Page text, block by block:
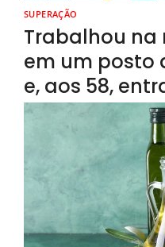
SUPERAÇÃO
Trabalhou na
em um posto
e, aos 58,